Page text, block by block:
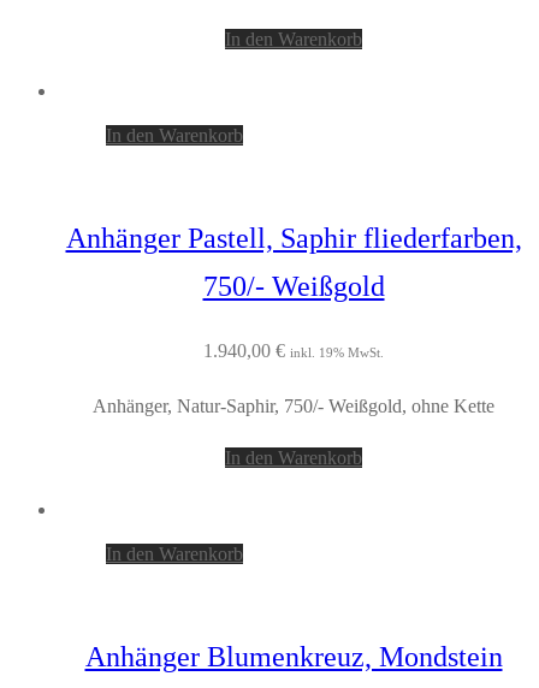
In den Warenkorb
In den Warenkorb
Anhänger Pastell, Saphir fliederfarben,
750/- Weißgold
1.940,00 € inkl. 19% MwSt.
Anhänger, Natur-Saphir, 750/- Weißgold, ohne Kette
In den Warenkorb
In den Warenkorb
Anhänger Blumenkreuz, Mondstein